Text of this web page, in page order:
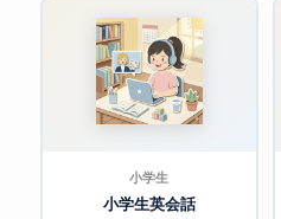
小学生
小学生英会話